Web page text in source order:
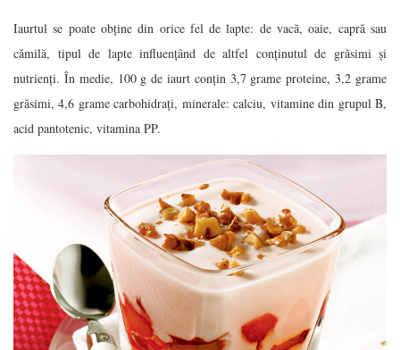
Iaurtul se poate obține din orice fel de lapte: de vacă, oaie, capră sau
cămilă, tipul de lapte influențând de altfel conținutul de grăsimi și
nutrienți. În medie, 100 g de iaurt conțin 3,7 grame proteine, 3,2 grame
grăsimi, 4,6 grame carbohidrați, minerale: calciu, vitamine din grupul B,
acid pantotenic, vitamina PP.